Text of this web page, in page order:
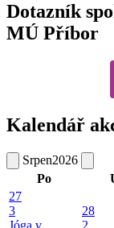
Dotazník
MÚ Příbor
Kalendář
Srpen2026
Po
27
3
Jóga v
28
2